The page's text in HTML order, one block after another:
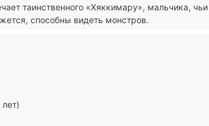
таинственного «Хяккимару», мальчика,
способны видеть монстров.
лет)